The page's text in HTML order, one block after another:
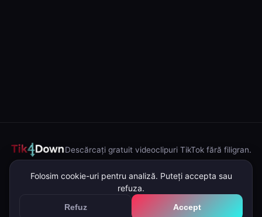
Descărcați gratuit videoclipuri TikTok fără filigran.
Despre noi Politica de confidențialitate Termeni și condiții
Descărcare în masă
Folosim cookie-uri pentru analiză. Puteți accepta sau
refuza.
Refuz Accept